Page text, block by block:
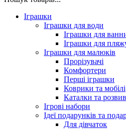
Іграшки
Іграшки для води
Іграшки для
Іграшки для
Іграшки для малюків
Прорізувачі
Комфортери
Перші іграшки
Коврики та мобілі
Каталки та
Ігрові набори
Ідеї ​​подарунків та
Для дівчаток